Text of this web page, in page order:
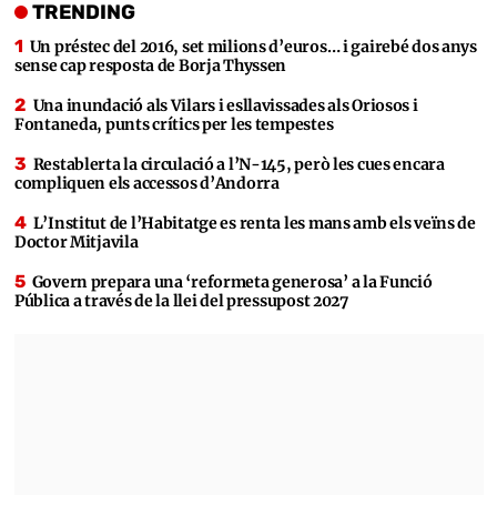
TRENDING
Un préstec del 2016, set milions d’euros… i gairebé dos anys
sense cap resposta de Borja Thyssen
Una inundació als Vilars i esllavissades als Oriosos i
Fontaneda, punts crítics per les tempestes
Restablerta la circulació a l’N-145, però les cues encara
compliquen els accessos d’Andorra
L’Institut de l’Habitatge es renta les mans amb els veïns de
Doctor Mitjavila
Govern prepara una ‘reformeta generosa’ a la Funció
Pública a través de la llei del pressupost 2027